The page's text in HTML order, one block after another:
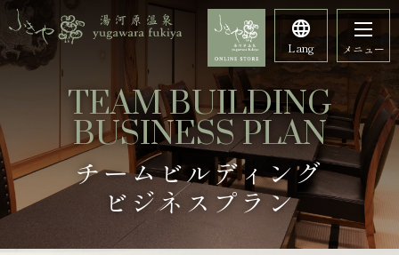
Lang メニュー
TEAM BUILDING
BUSINESS PLAN
チームビルディング
ビジネスプラン